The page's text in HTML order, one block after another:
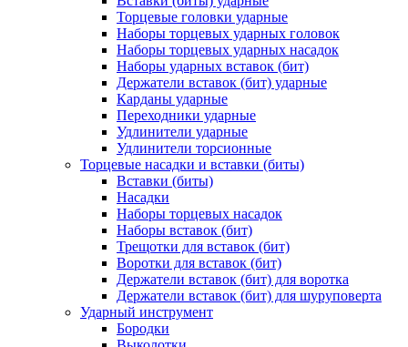
Торцевые головки ударные
Наборы торцевых ударных головок
Наборы торцевых ударных насадок
Наборы ударных вставок (бит)
Держатели вставок (бит) ударные
Карданы ударные
Переходники ударные
Удлинители ударные
Удлинители торсионные
Торцевые насадки и вставки (биты)
Вставки (биты)
Насадки
Наборы торцевых насадок
Наборы вставок (бит)
Трещотки для вставок (бит)
Воротки для вставок (бит)
Держатели вставок (бит) для воротка
Держатели вставок (бит) для шуруповерта
Ударный инструмент
Бородки